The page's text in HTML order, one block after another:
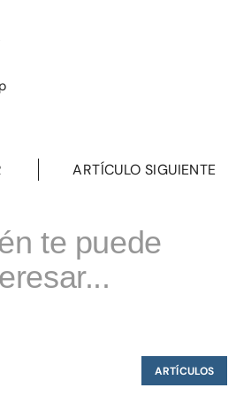
ARTÍCULO SIGUIENTE
te puede
ARTÍCULOS